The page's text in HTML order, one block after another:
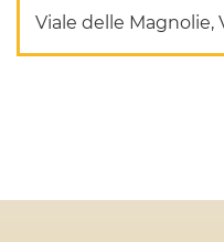
Viale delle Magnolie,